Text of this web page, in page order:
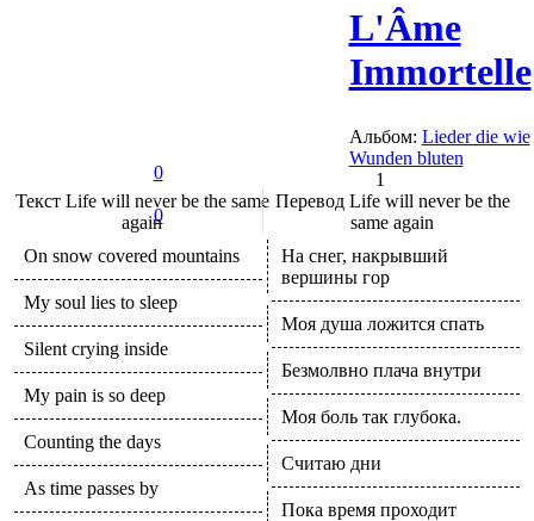
0
0
L'Âme
Immortelle
Альбом: Lieder die wie
Wunden bluten
1
ТекстLife will never be the same
again
ПереводLife will never be the
same again
On snow covered mountains
My soul lies to sleep
Silent crying inside
My pain is so deep
Counting the days
As time passes by
На снег, накрывший
вершины гор
Моя душа ложится спать
Безмолвно плача внутри
Моя боль так глубока.
Считаю дни
Пока время проходит